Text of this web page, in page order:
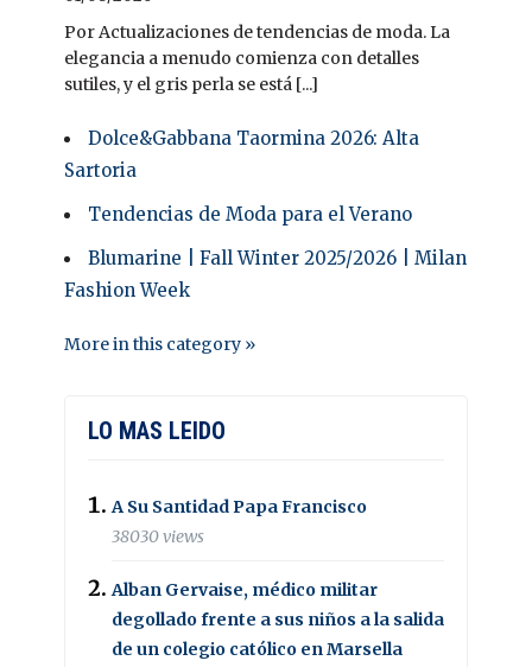
Por Actualizaciones de tendencias de moda. La
elegancia a menudo comienza con detalles
sutiles, y el gris perla se está [...]
Dolce&Gabbana Taormina 2026: Alta
Sartoria
Tendencias de Moda para el Verano
Blumarine | Fall Winter 2025/2026 | Milan
Fashion Week
More in this category »
LO MAS LEIDO
A Su Santidad Papa Francisco
38030 views
Alban Gervaise, médico militar
degollado frente a sus niños a la salida
de un colegio católico en Marsella